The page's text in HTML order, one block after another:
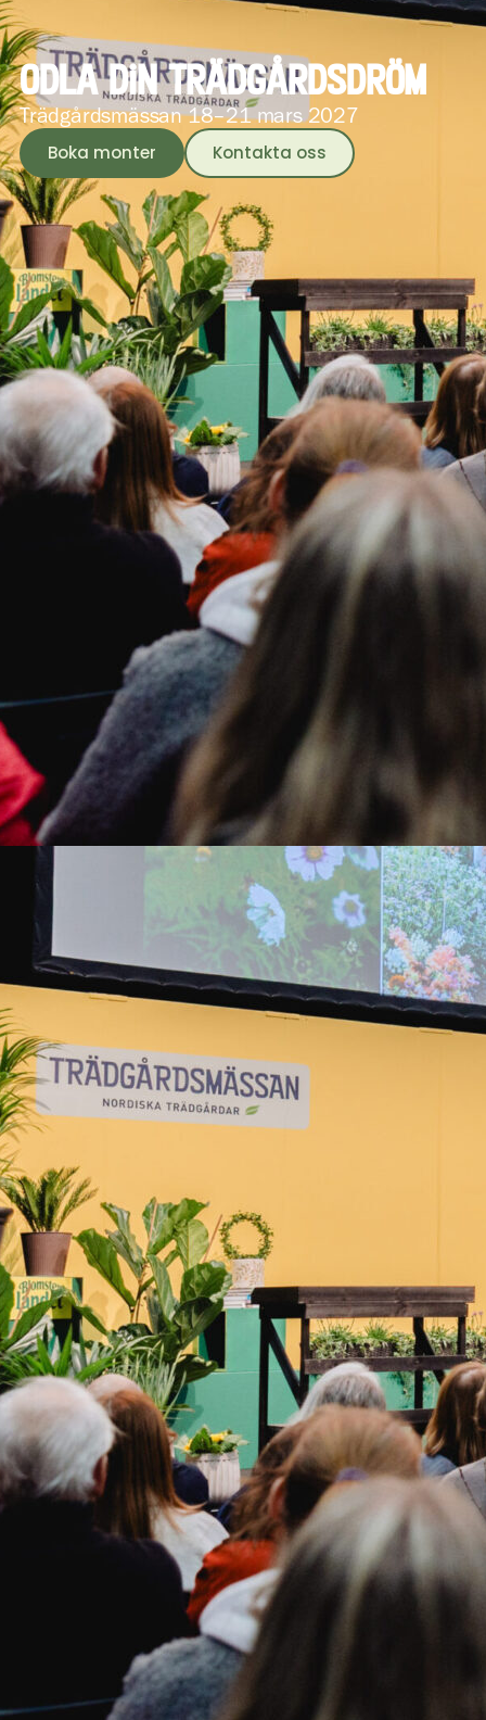
Odla din trädgårdsdröm
Trädgårdsmässan 18–21 mars 2027
Boka monter Kontakta oss